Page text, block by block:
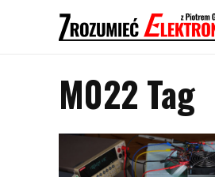
M022 Tag